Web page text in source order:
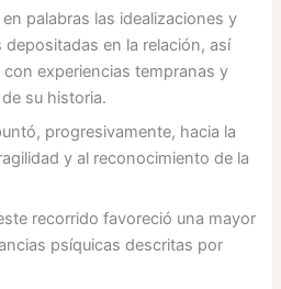
palabras las idealizaciones y
en la relación, así
experiencias tempranas y
su historia.
progresivamente, hacia la
y al reconocimiento de la
recorrido favoreció una mayor
psíquicas descritas por